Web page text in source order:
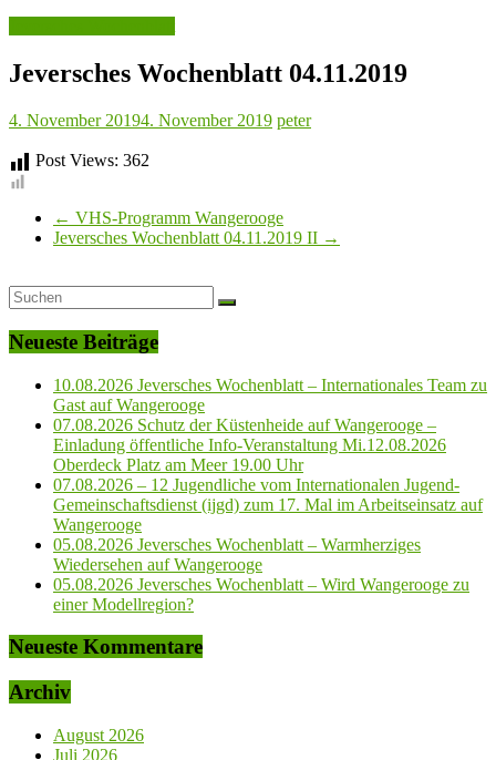
Jeversches Wochenblatt 04.11.2019
4. November 20194. November 2019 peter
Post Views: 362
← VHS-Programm Wangerooge
Jeversches Wochenblatt 04.11.2019 II →
Neueste Beiträge
10.08.2026 Jeversches Wochenblatt – Internationales Team zu
Gast auf Wangerooge
07.08.2026 Schutz der Küstenheide auf Wangerooge –
Einladung öffentliche Info-Veranstaltung Mi.12.08.2026
Oberdeck Platz am Meer 19.00 Uhr
07.08.2026 – 12 Jugendliche vom Internationalen Jugend-
Gemeinschaftsdienst (ijgd) zum 17. Mal im Arbeitseinsatz auf
Wangerooge
05.08.2026 Jeversches Wochenblatt – Warmherziges
Wiedersehen auf Wangerooge
05.08.2026 Jeversches Wochenblatt – Wird Wangerooge zu
einer Modellregion?
Neueste Kommentare
Archiv
August 2026
Juli 2026